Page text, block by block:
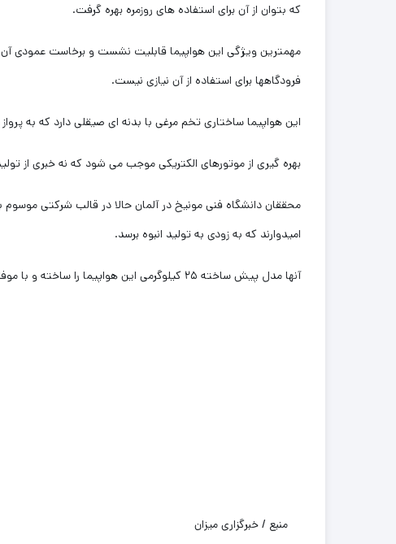
که بتوان از آن برای استفاده های روزمره بهره گرفت.
مهمترین ویژگی این هواپیما قابلیت نشست و برخاست عمودی
فرودگاهها برای استفاده از آن نیازی نیست.
این هواپیما ساختاری تخم مرغی با بدنه ای صیقلی دارد که به
بهره گیری از موتورهای الکتریکی موجب می شود که نه خبری از
امیدوارند که به زودی به تولید انبوه برسد.
آنها مدل پیش ساخته ۲۵ کیلوگرمی این هواپیما را ساخته و با موفقیت به پرواز درآورده اند و حالا مقدمات ساخت مدل اصلی آن را مهیا می کنند.
منبع / خبرگزاری میزان